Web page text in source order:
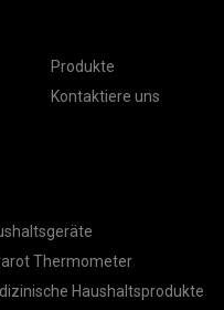
Produkte
Kontaktiere uns
Thermometer
Haushaltsprodukte